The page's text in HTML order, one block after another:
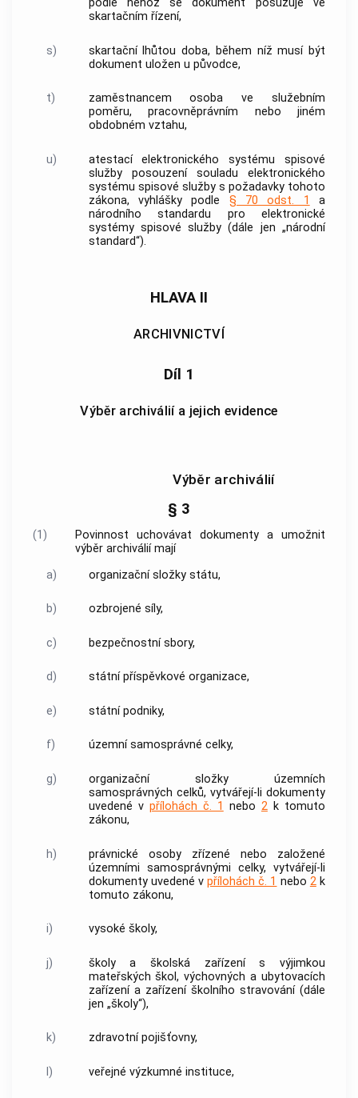
podle něhož sedokument posuzuje ve
skartačním řízení,
s) skartační lhůtou doba, během níž musí být
dokument uložen u původce,
t)
zaměstnancem osoba ve služebním
poměru, pracovněprávním nebo jiném
obdobném vztahu,
u)
atestací elektronického systému spisové
služby posouzení souladu elektronického
systému spisové služby s požadavky tohoto
zákona, vyhlášky podle § 70 odst. 1
a
národního standardu pro elektronické
systémy spisové služby (dále jen „národní
standard“).
HLAVA II
ARCHIVNICTVÍ
Díl 1
Výběr archiválií a jejich evidence
Výběr archiválií
§ 3
(1) Povinnost uchovávat dokumentya umožnit
výběr archiváliímají
a)
organizační složky státu,
b) ozbrojené síly,
c) bezpečnostní sbory,
d) státní příspěvkové organizace,
e) státní podniky,
f) územní samosprávné celky,
g)
organizační složky územních
samosprávných celků, vytvářejí-li dokumenty
uvedené v přílohách č. 1 nebo 2k tomuto
zákonu,
h)
právnické osoby zřízené nebo založené
územními samosprávnými celky, vytvářejí-li
dokumentyuvedené vpřílohách č. 1 nebo 2k
tomuto zákonu,
i) vysoké školy,
j)
školy a školská zařízení s výjimkou
mateřských škol, výchovných a ubytovacích
zařízení a zařízení školního stravování (dále
jen „školy“),
k) zdravotní pojišťovny,
l) veřejné výzkumné instituce,